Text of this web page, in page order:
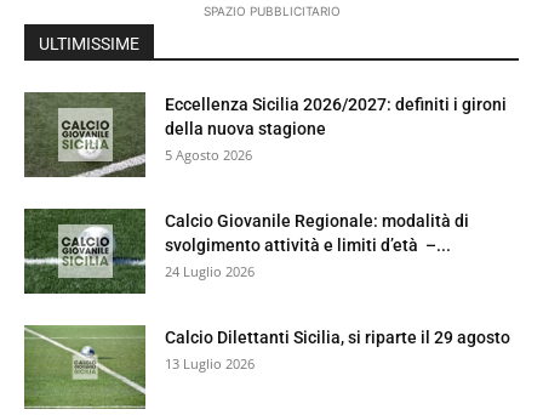
SPAZIO PUBBLICITARIO
ULTIMISSIME
Eccellenza Sicilia 2026/2027: definiti i gironi
della nuova stagione
5 Agosto 2026
Calcio Giovanile Regionale: modalità di
svolgimento attività e limiti d’età –...
24 Luglio 2026
Calcio Dilettanti Sicilia, si riparte il 29 agosto
13 Luglio 2026